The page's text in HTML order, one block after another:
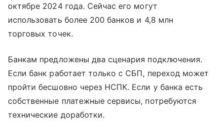
октябре 2024 года. Сейчас его могут
использовать более 200 банков и 4,8 млн
торговых точек.
Банкам предложены два сценария подключения.
Если банк работает только с СБП, переход может
пройти бесшовно через НСПК. Если у банка есть
собственные платежные сервисы, потребуются
технические доработки.